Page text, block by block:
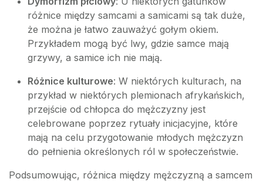
różnice między samcami a samicami są tak duże,
że można je łatwo zauważyć gołym okiem.
Przykładem mogą być lwy, gdzie samce mają
grzywy, a samice ich nie mają.
Różnice kulturowe: W niektórych kulturach, na
przykład w niektórych plemionach afrykańskich,
przejście od chłopca do mężczyzny jest
celebrowane poprzez rytuały inicjacyjne, które
mają na celu przygotowanie młodych mężczyzn
do pełnienia określonych ról w społeczeństwie.
Podsumowując, różnica między mężczyzną a samcem